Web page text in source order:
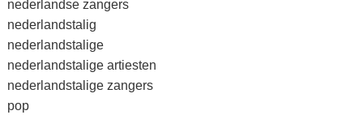
nederlandse zangers
nederlandstalig
nederlandstalige
nederlandstalige artiesten
nederlandstalige zangers
pop